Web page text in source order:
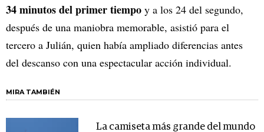
34 minutos del primer tiempo y a los 24 del segundo,
después de una maniobra memorable, asistió para el
tercero a Julián, quien había ampliado diferencias antes
del descanso con una espectacular acción individual.
MIRA TAMBIÉN
La camiseta más grande del mundo